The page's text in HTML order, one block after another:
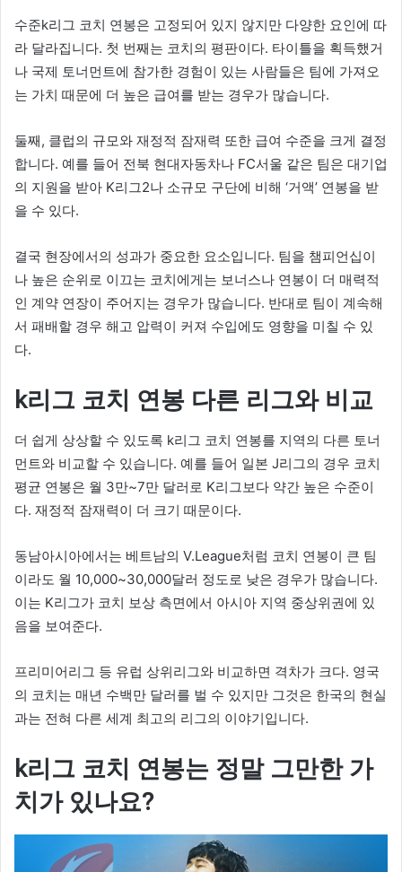
수준k리그 코치 연봉은 고정되어 있지 않지만 다양한 요인에 따
라 달라집니다. 첫 번째는 코치의 평판이다. 타이틀을 획득했거
나 국제 토너먼트에 참가한 경험이 있는 사람들은 팀에 가져오
는 가치 때문에 더 높은 급여를 받는 경우가 많습니다.
둘째, 클럽의 규모와 재정적 잠재력 또한 급여 수준을 크게 결정
합니다. 예를 들어 전북 현대자동차나 FC서울 같은 팀은 대기업
의 지원을 받아 K리그2나 소규모 구단에 비해 ‘거액’ 연봉을 받
을 수 있다.
결국 현장에서의 성과가 중요한 요소입니다. 팀을 챔피언십이
나 높은 순위로 이끄는 코치에게는 보너스나 연봉이 더 매력적
인 계약 연장이 주어지는 경우가 많습니다. 반대로 팀이 계속해
서 패배할 경우 해고 압력이 커져 수입에도 영향을 미칠 수 있
다.
k리그 코치 연봉 다른 리그와 비교
더 쉽게 상상할 수 있도록 k리그 코치 연봉를 지역의 다른 토너
먼트와 비교할 수 있습니다. 예를 들어 일본 J리그의 경우 코치
평균 연봉은 월 3만~7만 달러로 K리그보다 약간 높은 수준이
다. 재정적 잠재력이 더 크기 때문이다.
동남아시아에서는 베트남의 V.League처럼 코치 연봉이 큰 팀
이라도 월 10,000~30,000달러 정도로 낮은 경우가 많습니다.
이는 K리그가 코치 보상 측면에서 아시아 지역 중상위권에 있
음을 보여준다.
프리미어리그 등 유럽 상위리그와 비교하면 격차가 크다. 영국
의 코치는 매년 수백만 달러를 벌 수 있지만 그것은 한국의 현실
과는 전혀 다른 세계 최고의 리그의 이야기입니다.
k리그 코치 연봉는 정말 그만한 가
치가 있나요?